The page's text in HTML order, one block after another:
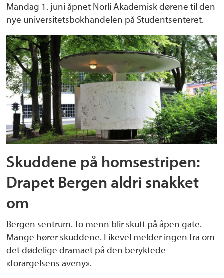
Mandag 1. juni åpnet Norli Akademisk dørene til den
nye universitetsbokhandelen på Studentsenteret.
Skuddene på homsestripen:
Drapet Bergen aldri snakket
om
Bergen sentrum. To menn blir skutt på åpen gate.
Mange hører skuddene. Likevel melder ingen fra om
det dødelige dramaet på den beryktede
«forargelsens aveny».